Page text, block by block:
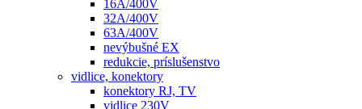
16A/400V
32A/400V
63A/400V
nevýbušné EX
redukcie, príslušenstvo
vidlice, konektory
konektory RJ, TV
vidlice 230V